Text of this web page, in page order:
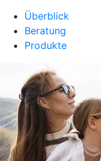
Überblick
Beratung
Produkte